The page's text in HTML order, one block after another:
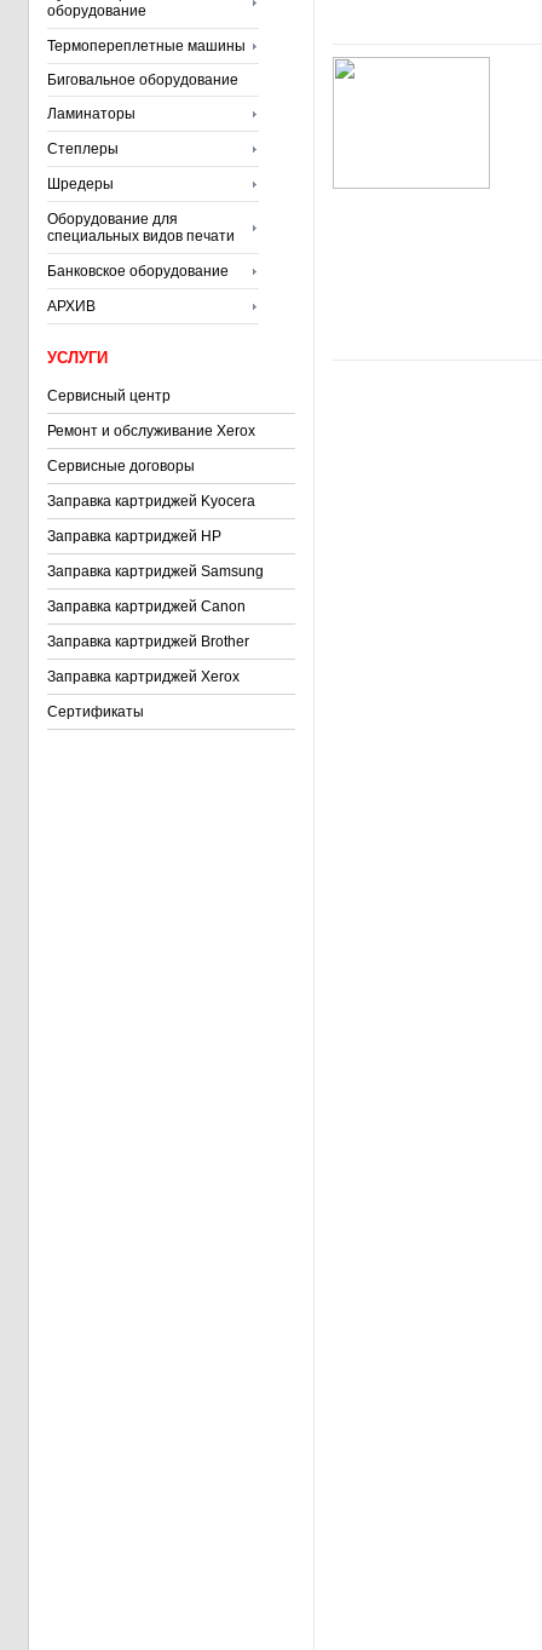
оборудование
Термопереплетные машины
Биговальное оборудование
Ламинаторы
Степлеры
Шредеры
Оборудование для
специальных видов печати
Банковское оборудование
АРХИВ
УСЛУГИ
Сервисный центр
Ремонт и обслуживание Xerox
Сервисные договоры
Заправка картриджей Kyocera
Заправка картриджей HP
Заправка картриджей Samsung
Заправка картриджей Canon
Заправка картриджей Brother
Заправка картриджей Xerox
Сертификаты